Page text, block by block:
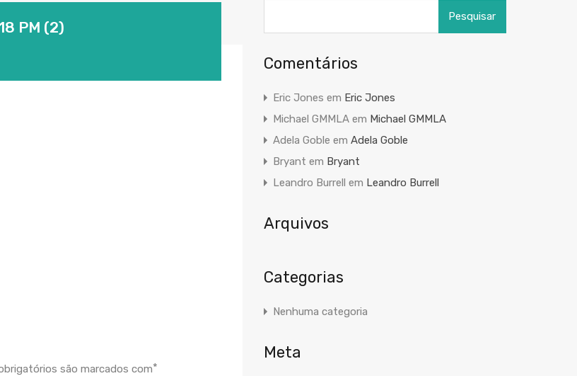
PM (2)
são marcados com*
por:
Comentários
Eric Jones em Eric Jones
Michael GMMLAem Michael GMMLA
Adela Goble em Adela Goble
Bryant em Bryant
Leandro Burrell em Leandro Burrell
Arquivos
Categorias
Nenhuma categoria
Meta